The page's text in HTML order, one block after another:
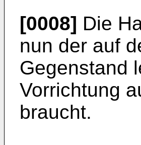
[0008] Die
nun der auf
Gegenstand
Vorrichtung
braucht.